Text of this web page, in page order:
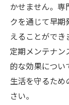
かせません。専
クを通じて早
えることができ
定期メンテナ
的な効果につい
生活を守るため
さい。